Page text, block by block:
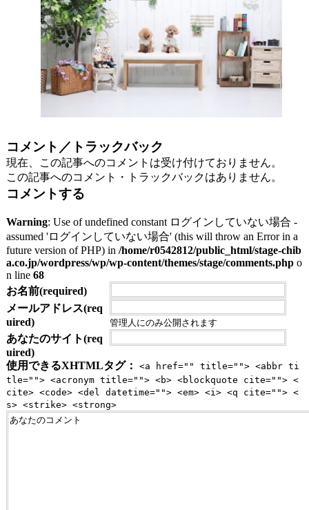
コメント／トラックバック
現在、この記事へのコメントは受け付けておりません。
この記事へのコメント・トラックバックはありません。
コメントする
Warning: Use of undefined constant ログインしていない場合 -
assumed 'ログインしていない場合' (this will throw an Error in a
future version of PHP) in /home/r0542812/public_html/stage-chib
a.co.jp/wordpress/wp/wp-content/themes/stage/comments.phpo
n line 68
お名前(required)
メールアドレス(req
uired)
管理人にのみ公開されます
あなたのサイト(req
uired)
使用できるXHTMLタグ：
<a href="" title=""> <abbr ti
tle=""> <acronym title=""> <b> <blockquote cite=""> <
cite> <code> <del datetime=""> <em> <i> <q cite=""> <
s> <strike> <strong>